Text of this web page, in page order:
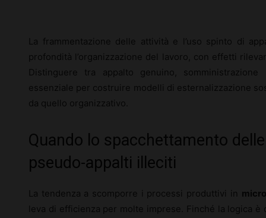
La frammentazione delle attività e l’uso spinto di
profondità l’organizzazione del lavoro, con effetti
Distinguere tra appalto genuino,
essenziale per costruire modelli di esternalizzazione
da quello organizzativo.
Quando lo spacchettamento
pseudo-appalti illeciti
La tendenza a scomporre i processi produttivi in
leva di efficienza per molte imprese. Finché la logica